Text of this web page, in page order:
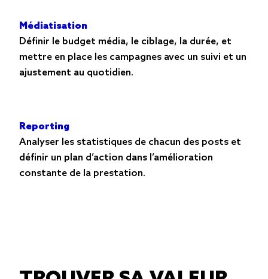
Médiatisation
Définir le budget média, le ciblage, la durée, et
mettre en place les campagnes avec un suivi et un
ajustement au quotidien.
Reporting
Analyser les statistiques de chacun des posts et
définir un plan d’action dans l’amélioration
constante de la prestation.